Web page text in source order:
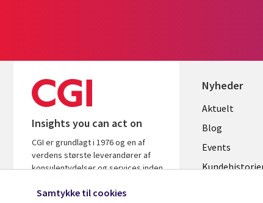
Insights you can act on
CGI er grundlagt i 1976 og en af
verdens største leverandører af
konsulentydelser og services inden
leverer indsigt og løsninger, der
Nyheder
Useful
links
Aktuelt
Blog
Events
Samtykke til cookies